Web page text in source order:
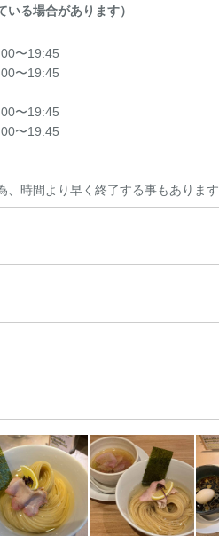
る場合があります）
〜19:45
〜19:45
〜19:45
〜19:45
、時間より早く終了する事もあります